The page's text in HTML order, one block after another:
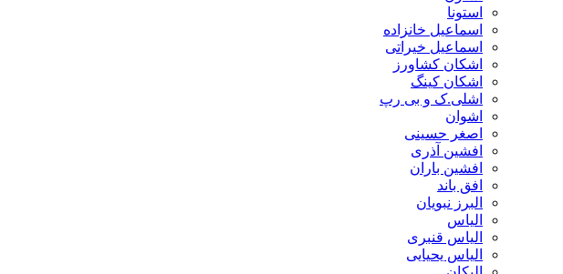
استونا
اسماعیل خانزاده
اسماعیل خیراتی
اشکان کشاورز
اشکان کینگ
اشلی.ک و بی رپ
اشوان
اصغر حسینی
افشین آذری
افشین باران
افق باند
البرز نبویان
الیاس
الیاس قنبرى
الیاس یحیایی